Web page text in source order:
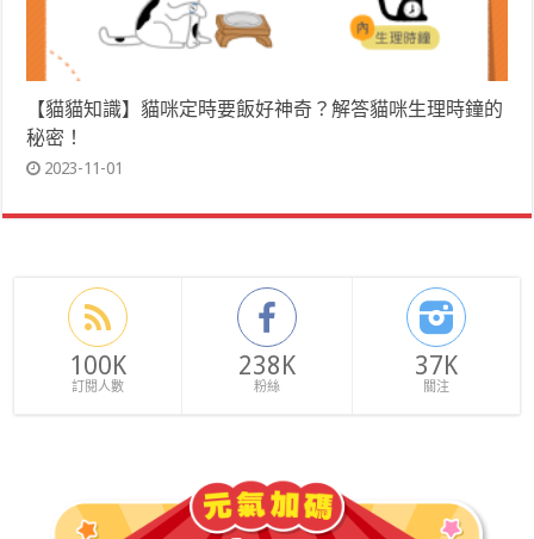
【貓貓知識】貓咪定時要飯好神奇？解答貓咪生理時鐘的
秘密！
2023-11-01
100K
訂閱人數
238K
粉絲
37K
關注